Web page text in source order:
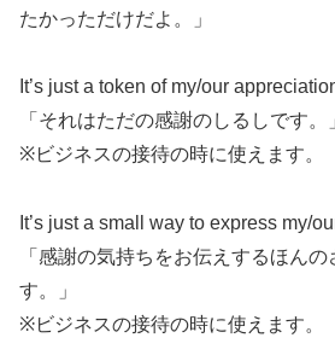
たかっただけだよ。」
It’s just a token of my/our
「それはただの感謝のしるしです。
※ビジネスの接待の時に使えます。
It’s just a small way to express my/
「感謝の気持ちをお伝えするほん
す。」
※ビジネスの接待の時に使えます。